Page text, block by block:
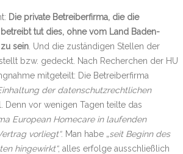
Die private Betreiberfirma, die die
tut dies, ohne vom Land Baden-
sein . Und die zuständigen Stellen der
bzw. gedeckt. Nach Recherchen der HU
mitgeteilt: Die Betreiberfirma
der datenschutzrechtlichen
Denn vor wenigen Tagen teilte das
European Homecare in laufenden
vorliegt“. Man habe „seit Beginn des
hingewirkt“, alles erfolge ausschließlich